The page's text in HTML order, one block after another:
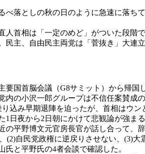
落としの秋の日のように急速に落ち
首相は「一定のめど」がついた段階
主、自由民主両党は「菅抜き」大連
国首脳会議（G8サミット）から帰
の小沢一郎グループは不信任案賛成
込み早期退陣を迫ったが、首相はウ
日夜から2日朝にかけて悲観論が強まる
平野博文元官房長官が話し合って、
(2)自民党政権に逆戻りさせない、(3)
と平野氏の4者会談で確認した。